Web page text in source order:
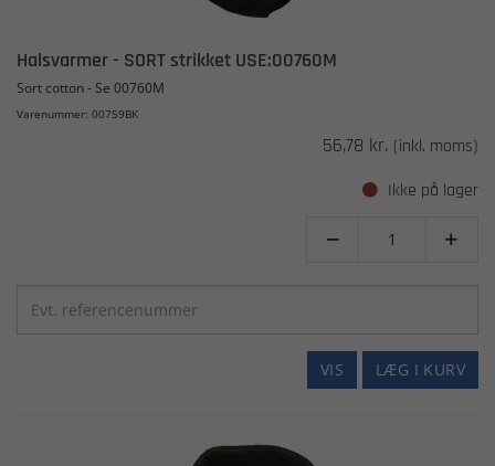
Halsvarmer - SORT strikket USE:00760M
Sort cotton - Se 00760M
Varenummer: 00759BK
56,78 kr. (inkl. moms)
Ikke på lager
 
LÆG I KURV
VIS